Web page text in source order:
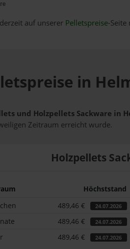
auf unserer Pelletspreise-Seite
in
und Holzpellets Sackware in
Zeitraum erreicht wurde.
Holzpellets
Höchststand
489,46 € 24.07.2026
489,46 € 24.07.2026
489,46 € 24.07.2026